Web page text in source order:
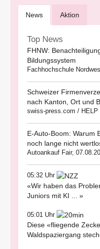
News Aktion
Top News
FHNW:
Bildungssystem
Fachhochschule
Schweizer
nach Kanton, Ort und
swiss-press.com / HELP
E-Auto-Boom: Warum
noch lange nicht
Autoankauf Fair,
05:32 Uhr
«Wir haben das
Juniors mit KI ... »
05:01 Uhr
Diese «fliegende
Waldspaziergang